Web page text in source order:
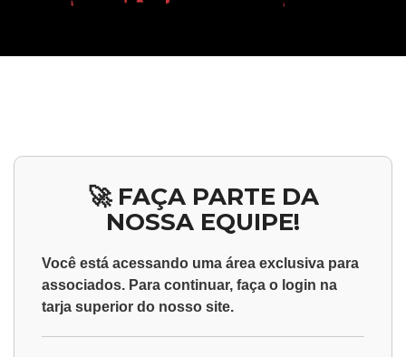
🚀 FAÇA PARTE DA
NOSSA EQUIPE!
Você está acessando uma área exclusiva para
associados. Para continuar, faça o login na
tarja superior do nosso site.